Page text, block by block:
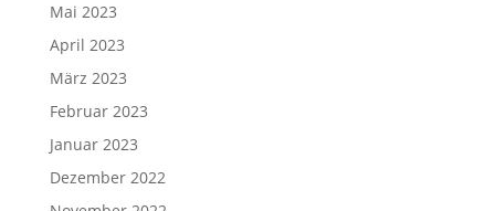
Mai 2023
April 2023
März 2023
Februar 2023
Januar 2023
Dezember 2022